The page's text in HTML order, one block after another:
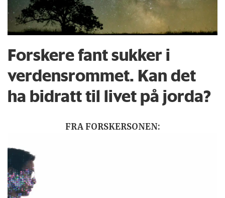
Forskere fant sukker i
verdensrommet. Kan det
ha bidratt til livet på jorda?
FRA FORSKERSONEN: